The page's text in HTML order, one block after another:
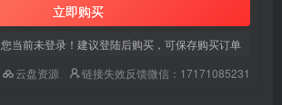
立即购买
您当前未登录！建议登陆后购买，可保存购买订单
云盘资源
链接失效反馈微信：17171085231